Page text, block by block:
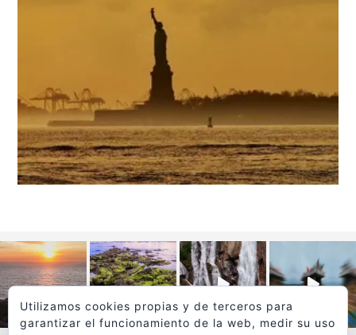
Utilizamos cookies propias y de terceros para
garantizar el funcionamiento de la web, medir su uso